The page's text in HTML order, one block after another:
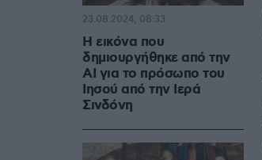
Η εικόνα που
δημιουργήθηκε από την
AI για το πρόσωπο του
Ιησού από την Ιερά
Σινδόνη
23.08.2024, 08:33